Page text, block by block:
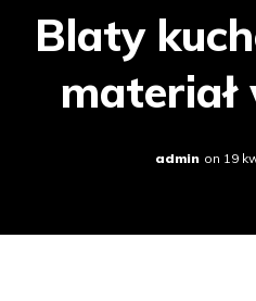
Blaty
materiał
admin on 19